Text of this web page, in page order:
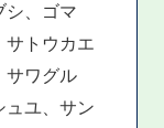
シ、ゴマ
サトウカエ
サワグル
ュユ、サン